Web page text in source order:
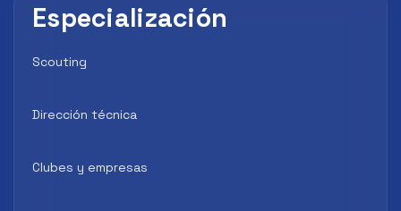
Especialización
Scouting
Dirección técnica
Clubes y empresas